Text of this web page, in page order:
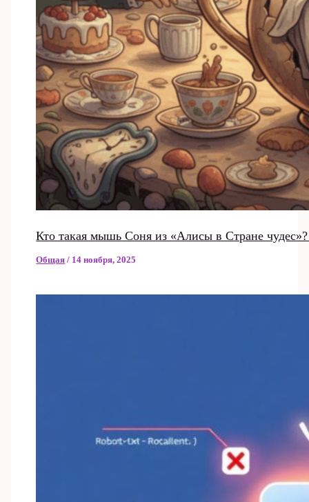
Кто такая мышь Соня из «Алисы в Стране
Общая / 14 ноября, 2025